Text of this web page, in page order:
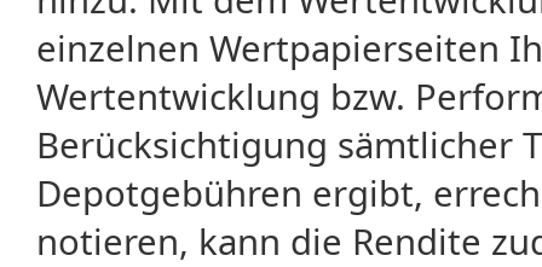
einzelnen Wertpapierseiten
Wertentwicklung bzw.
Berücksichtigung sämtlicher
Depotgebühren ergibt,
notieren, kann die Rendite